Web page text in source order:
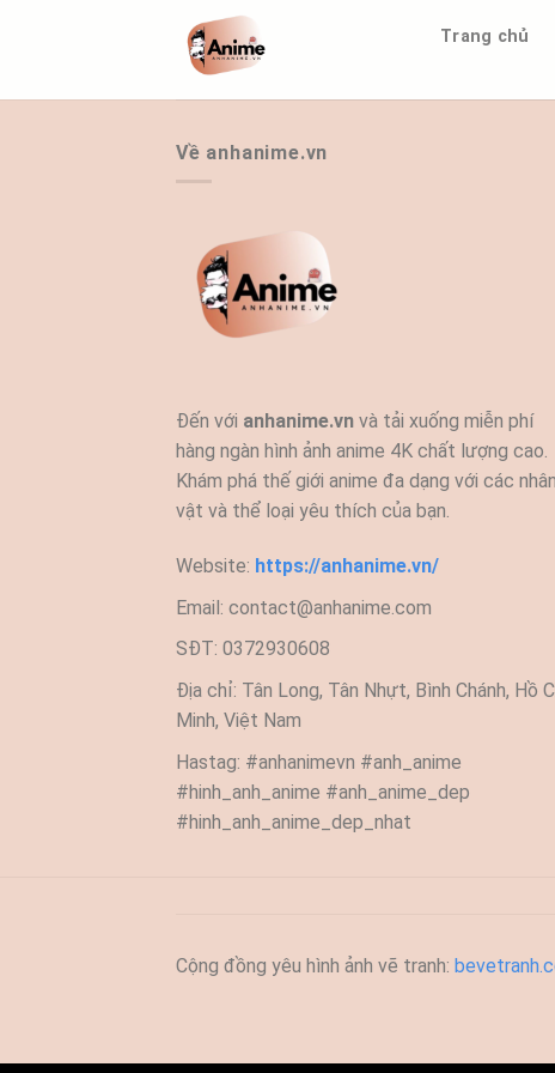
dung
Trang chủ
Về anhanime.vn
Đến với anhanime.vn và tải xuống miễn phí
hàng ngàn hình ảnh anime 4K chất lượng cao.
Khám phá thế giới anime đa dạng với các nhân
vật và thể loại yêu thích của bạn.
Website: https://anhanime.vn/
Email: contact@anhanime.com
SĐT: 0372930608
Địa chỉ: Tân Long, Tân Nhựt, Bình Chánh, Hồ
Minh, Việt Nam
Hastag: #anhanimevn #anh_anime
#hinh_anh_anime #anh_anime_dep
#hinh_anh_anime_dep_nhat
Cộng đồng yêu hình ảnh vẽ tranh: